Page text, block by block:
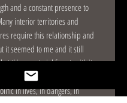
and a constant presence to
interior territories and
require this relationship and
it seemed to me and it still
this equatorial forest, with its
sands, this maternity of the world,
in lives, in dangers, in